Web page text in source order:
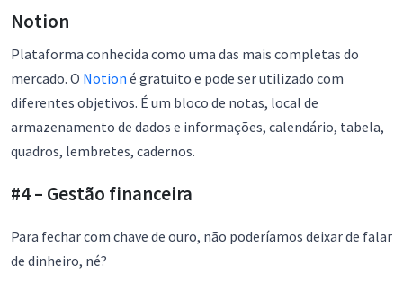
Notion
Plataforma conhecida como uma das mais completas do
mercado. O Notion é gratuito e pode ser utilizado com
diferentes objetivos. É um bloco de notas, local de
armazenamento de dados e informações, calendário, tabela,
quadros, lembretes, cadernos.
#4 – Gestão financeira
Para fechar com chave de ouro, não poderíamos deixar de falar
de dinheiro, né?